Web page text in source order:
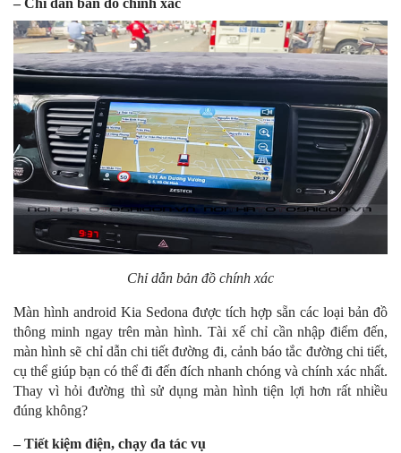
– Chỉ dẫn bản đồ chính xác
Chỉ dẫn bản đồ chính xác
Màn hình android Kia Sedona được tích hợp sẵn các loại bản đồ
thông minh ngay trên màn hình. Tài xế chỉ cần nhập điểm đến,
màn hình sẽ chỉ dẫn chi tiết đường đi, cảnh báo tắc đường chi tiết,
cụ thể giúp bạn có thể đi đến đích nhanh chóng và chính xác nhất.
Thay vì hỏi đường thì sử dụng màn hình tiện lợi hơn rất nhiều
đúng không?
– Tiết kiệm điện, chạy đa tác vụ